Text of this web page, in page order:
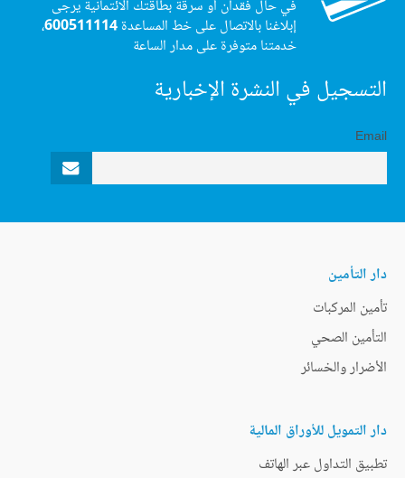
في حال فقدان أو سرقة بطاقتك الائتمانية يرجى
إبلاغنا بالاتصال على خط المساعدة600511114،
خدمتنا متوفرة على مدار الساعة
التسجيل في النشرة الإخبارية
Email
دار التأمين
تأمين المركبات
التأمين الصحي
الأضرار والخسائر
دار التمويل للأوراق المالية
تطبيق التداول عبر الهاتف